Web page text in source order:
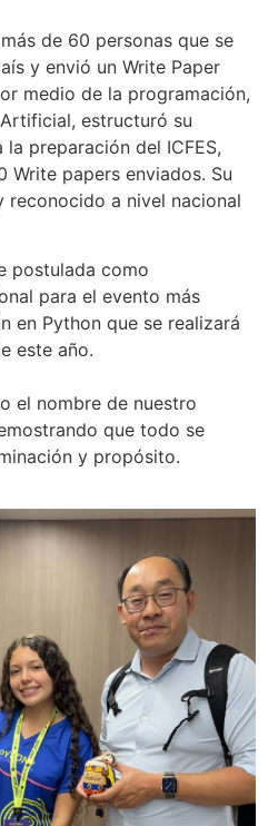
de 60 personas que se
y envió un Write Paper
medio de la programación,
estructuró su
preparación del ICFES,
Write papers enviados. Su
a nivel nacional
postulada como
para el evento más
en Python que se realizará
este año.
el nombre de nuestro
que todo se
y propósito.